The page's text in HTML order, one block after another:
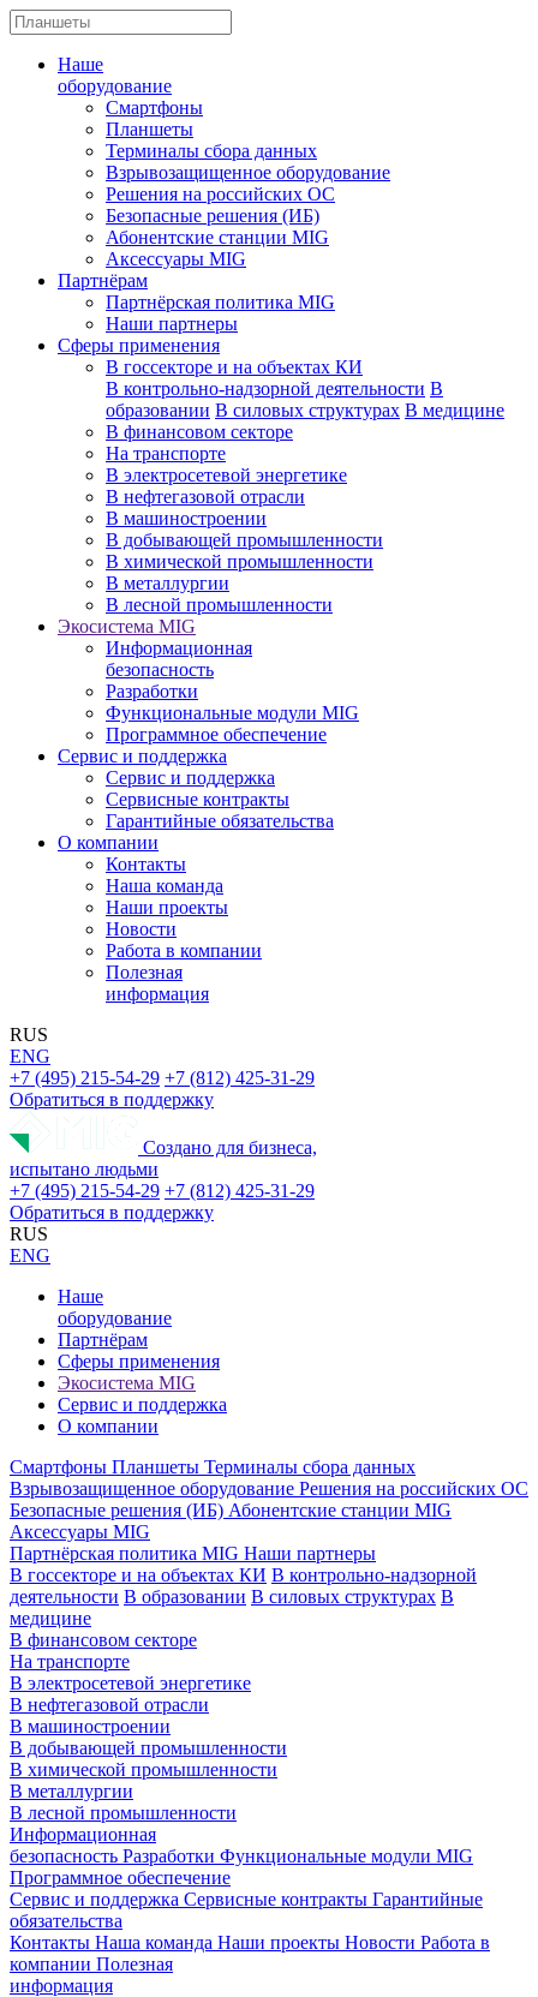
Наше
оборудование
Смартфоны
Планшеты
Терминалы сбора данных
Взрывозащищенное оборудование
Решения на российских ОС
Безопасные решения (ИБ)
Абонентские станции MIG
Аксессуары MIG
Партнёрам
Партнёрская политика MIG
Наши партнеры
Сферы применения
В госсекторе и на объектах КИ
В контрольно-надзорной деятельности В
образовании В силовых структурах В медицине
В финансовом секторе
На транспорте
В электросетевой энергетике
В нефтегазовой отрасли
В машиностроении
В добывающей промышленности
В химической промышленности
В металлургии
В лесной промышленности
Экосистема MIG
Информационная
безопасность
Разработки
Функциональные модули MIG
Программное обеспечение
Сервис и поддержка
Сервис и поддержка
Сервисные контракты
Гарантийные обязательства
О компании
Контакты
Наша команда
Наши проекты
Новости
Работа в компании
Полезная
информация
RUS
ENG
+7 (495) 215-54-29 +7 (812) 425-31-29
Обратиться в поддержку
Создано для бизнеса,
испытано людьми
+7 (495) 215-54-29 +7 (812) 425-31-29
Обратиться в поддержку
RUS
ENG
Наше
оборудование
Партнёрам
Сферы применения
Экосистема MIG
Сервис и поддержка
О компании
Смартфоны Планшеты Терминалы сбора данных
Взрывозащищенное оборудование Решения на российских ОС
Безопасные решения (ИБ) Абонентские станции MIG
Аксессуары MIG
Партнёрская политика MIG Наши партнеры
В госсекторе и на объектах КИ В контрольно-надзорной
деятельности В образовании В силовых структурах В
медицине
В финансовом секторе
На транспорте
В электросетевой энергетике
В нефтегазовой отрасли
В машиностроении
В добывающей промышленности
В химической промышленности
В металлургии
В лесной промышленности
Информационная
безопасность Разработки Функциональные модули MIG
Программное обеспечение
Сервис и поддержка Сервисные контракты Гарантийные
обязательства
Контакты Наша команда Наши проекты Новости Работа в
компании Полезная
информация